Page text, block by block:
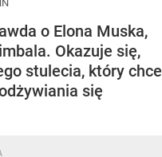
o Elona Muska,
Okazuje się,
stulecia, który chce
się